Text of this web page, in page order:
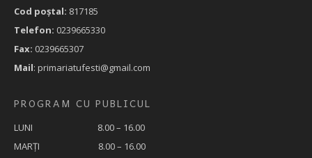
Cod poştal: 817185
Telefon: 0239665330
Fax: 0239665307
Mail: primariatufesti@gmail.com
PROGRAM CU PUBLICUL
LUNI 8.00 – 16.00
MARȚI 8.00 – 16.00